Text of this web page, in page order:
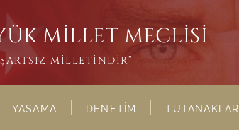
MİLLET MECLİSİ
MİLLETİNDİR”
YASAMA DENETİM TUTANAKLAR